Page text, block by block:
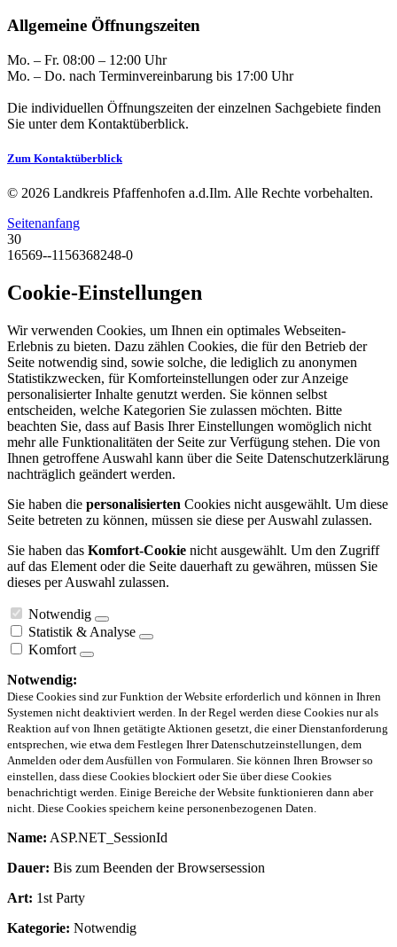
Allgemeine Öffnungszeiten
Mo. – Fr. 08:00 – 12:00 Uhr
Mo. – Do. nach Terminvereinbarung bis 17:00 Uhr
Die individuellen Öffnungszeiten der einzelnen Sachgebiete finden
Sie unter dem Kontaktüberblick.
Zum Kontaktüberblick
© 2026 Landkreis Pfaffenhofen a.d.Ilm. Alle Rechte vorbehalten.
Seitenanfang
30
16569--1156368248-0
Cookie-Einstellungen
Wir verwenden Cookies, um Ihnen ein optimales Webseiten-
Erlebnis zu bieten. Dazu zählen Cookies, die für den Betrieb der
Seite notwendig sind, sowie solche, die lediglich zu anonymen
Statistikzwecken, für Komforteinstellungen oder zur Anzeige
personalisierter Inhalte genutzt werden. Sie können selbst
entscheiden, welche Kategorien Sie zulassen möchten. Bitte
beachten Sie, dass auf Basis Ihrer Einstellungen womöglich nicht
mehr alle Funktionalitäten der Seite zur Verfügung stehen. Die von
Ihnen getroffene Auswahl kann über die Seite Datenschutzerklärung
nachträglich geändert werden.
Sie haben die personalisierten Cookies nicht ausgewählt. Um diese
Seite betreten zu können, müssen sie diese per Auswahl zulassen.
Sie haben das Komfort-Cookie nicht ausgewählt. Um den Zugriff
auf das Element oder die Seite dauerhaft zu gewähren, müssen Sie
dieses per Auswahl zulassen.
Notwendig
Statistik & Analyse
Komfort
Notwendig:
Diese Cookies sind zur Funktion der Website erforderlich und können in Ihren
Systemen nicht deaktiviert werden. In der Regel werden diese Cookies nur als
Reaktion auf von Ihnen getätigte Aktionen gesetzt, die einer Dienstanforderung
entsprechen, wie etwa dem Festlegen Ihrer Datenschutzeinstellungen, dem
Anmelden oder dem Ausfüllen von Formularen. Sie können Ihren Browser so
einstellen, dass diese Cookies blockiert oder Sie über diese Cookies
benachrichtigt werden. Einige Bereiche der Website funktionieren dann aber
nicht. Diese Cookies speichern keine personenbezogenen Daten.
Name: ASP.NET_SessionId
Dauer: Bis zum Beenden der Browsersession
Art: 1st Party
Kategorie: Notwendig